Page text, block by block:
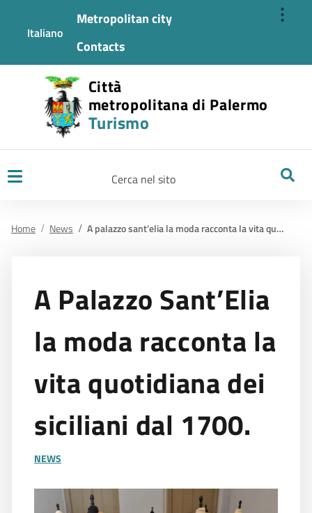
⋮
Italiano
Metropolitan city
Contacts
Città
metropolitana di Palermo
Turismo
Home News A palazzo sant’elia la moda racconta la vita quotidiana dei siciliani dal 1700.
A Palazzo Sant’Elia
la moda racconta la
vita quotidiana dei
siciliani dal 1700.
NEWS